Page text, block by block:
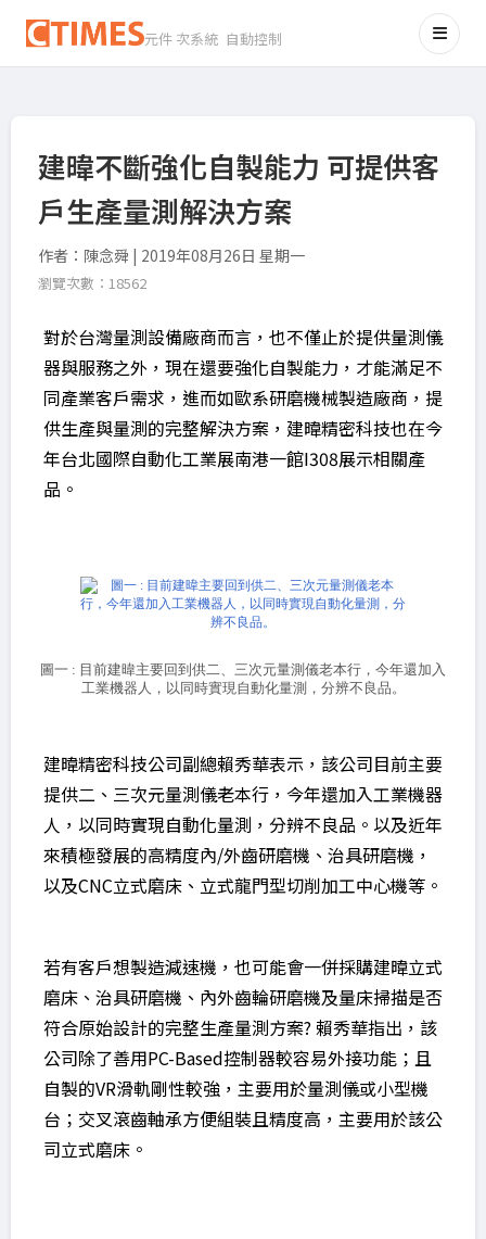
元件 次系統 自動控制
建暐不斷強化自製能力 可提供客
戶生產量測解決方案
作者：陳念舜 | 2019年08月26日 星期一
瀏覽次數：18562
對於台灣量測設備廠商而言，也不僅止於提供量測儀
器與服務之外，現在還要強化自製能力，才能滿足不
同產業客戶需求，進而如歐系研磨機械製造廠商，提
供生產與量測的完整解決方案，建暐精密科技也在今
年台北國際自動化工業展南港一館I308展示相關產
品。
圖一 : 目前建暐主要回到供二、三次元量測儀老本行，今年還加入
工業機器人，以同時實現自動化量測，分辨不良品。
建暐精密科技公司副總賴秀華表示，該公司目前主要
提供二、三次元量測儀老本行，今年還加入工業機器
人，以同時實現自動化量測，分辨不良品。以及近年
來積極發展的高精度內/外齒研磨機、治具研磨機，
以及CNC立式磨床、立式龍門型切削加工中心機等。
若有客戶想製造減速機，也可能會一併採購建暐立式
磨床、治具研磨機、內外齒輪研磨機及量床掃描是否
符合原始設計的完整生產量測方案? 賴秀華指出，該
公司除了善用PC-Based控制器較容易外接功能；且
自製的VR滑軌剛性較強，主要用於量測儀或小型機
台；交叉滾齒軸承方便組裝且精度高，主要用於該公
司立式磨床。